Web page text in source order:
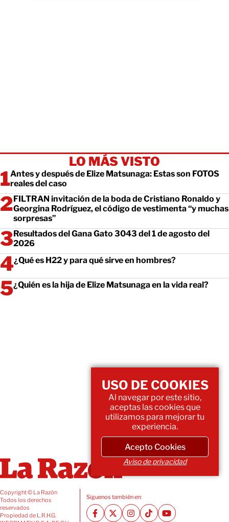
LO MÁS VISTO
Antes y después de Elize Matsunaga: Estas son FOTOS
reales del caso
FILTRAN invitación de la boda de Cristiano Ronaldo y
Georgina Rodríguez, el código de vestimenta “y muchas
sorpresas”
Resultados del Gana Gato 3043 del 1 de agosto del
2026
¿Qué es H22 y para qué sirve en hombres?
¿Quién es la hija de Elize Matsunaga en la vida real?
Copyright © La Razón
Todos los derechos
reservados
Propiedad de L.R.H.G.
Siguenos también en:
USO DE COOKIES
Al navegar por este sitio,
aceptas las cookies que
utilizamos para mejorar tu
experiencia.
Acepto Cookies
Aviso de privacidad